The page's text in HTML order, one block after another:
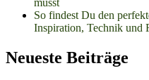
So findest Du den
Inspiration, Technik und
Neueste Beiträge